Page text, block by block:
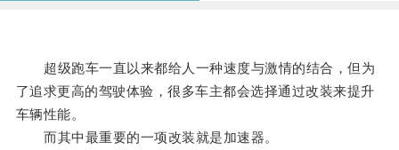
超级跑车一直以来都给人一种速度与激情的结合，但为
了追求更高的驾驶体验，很多车主都会选择通过改装来提升
车辆性能。
而其中最重要的一项改装就是加速器。